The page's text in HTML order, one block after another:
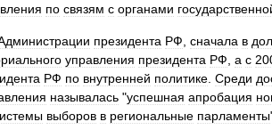
по связям с органами
президента РФ сначала в
управления президента РФ а с
РФ по внутренней политике Среди
называлась "успешная апробация
выборов в региональные парламенты